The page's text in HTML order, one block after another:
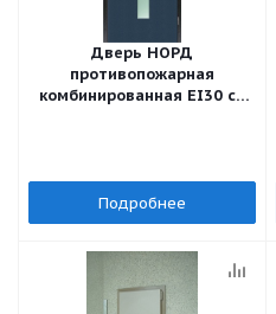
Дверь НОРД
противопожарная
комбинированная EI30 со
Подробнее